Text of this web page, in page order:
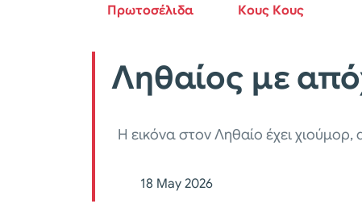
Πρωτοσέλιδα Κους Κους
Ληθαίος με
Η εικόνα στον Ληθαίο έχει
18 May 2026